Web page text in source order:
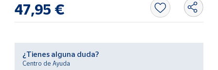
Centro
de ayuda
47,95 €
¿Tienes alguna duda?
Centro de Ayuda